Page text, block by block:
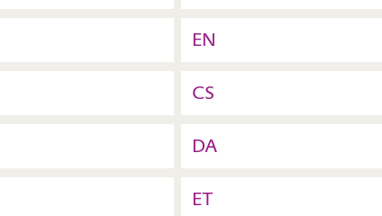
EN
CS
DA
ET